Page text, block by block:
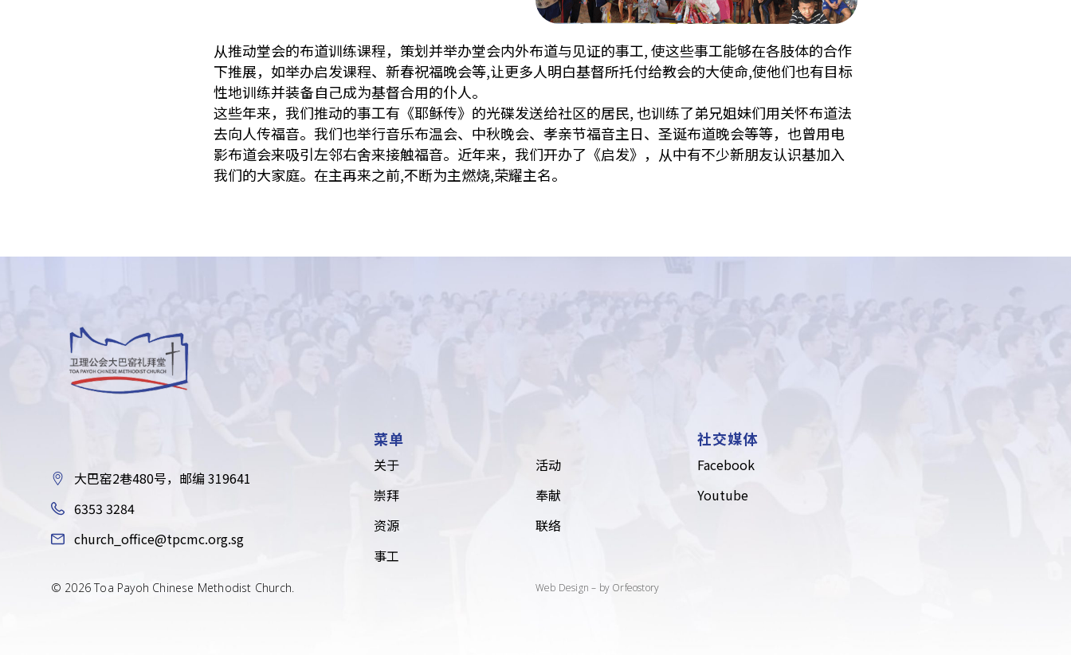
从推动堂会的布道训练课程，策划并举办堂会内外布道与见证的事工, 使这些事工能够在各肢体的合作
下推展，如举办启发课程、新春祝福晚会等,让更多人明白基督所托付给教会的大使命,使他们也有目标
性地训练并装备自己成为基督合用的仆人。
这些年来，我们推动的事工有《耶稣传》的光碟发送给社区的居民, 也训练了弟兄姐妹们用关怀布道法
去向人传福音。我们也举行音乐布温会、中秋晚会、孝亲节福音主日、圣诞布道晚会等等，也曾用电
影布道会来吸引左邻右舍来接触福音。近年来，我们开办了《启发》，从中有不少新朋友认识基加入
我们的大家庭。在主再来之前,不断为主燃烧,荣耀主名。
大巴窑2巷480号，邮编 319641
6353 3284
church_office@tpcmc.org.sg
菜单
关于
崇拜
资源
事工
活动
奉献
联络
社交媒体
Facebook
Youtube
© 2026 Toa Payoh Chinese Methodist Church. Web Design – by Orfeostory